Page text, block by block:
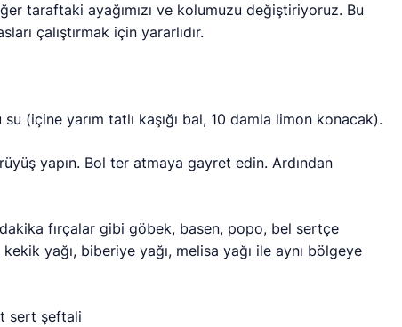
taraftaki ayağımızı ve kolumuzu değiştiriyoruz. Bu
çalıştırmak için yararlıdır.
(içine yarım tatlı kaşığı bal, 10 damla limon konacak).
yapın. Bol ter atmaya gayret edin. Ardından
fırçalar gibi göbek, basen, popo, bel sertçe
yağı, biberiye yağı, melisa yağı ile aynı bölgeye
sert şeftali